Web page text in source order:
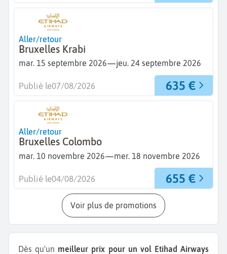
Aller/retour
Bruxelles Krabi
mar. 15 septembre 2026—jeu. 24 septembre 2026
635 €
Publié le07/08/2026
Aller/retour
Bruxelles Colombo
mar. 10 novembre 2026—mer. 18 novembre 2026
655 €
Publié le04/08/2026
Voir plus de promotions
Dès qu'un meilleur prix pour un vol Etihad Airways